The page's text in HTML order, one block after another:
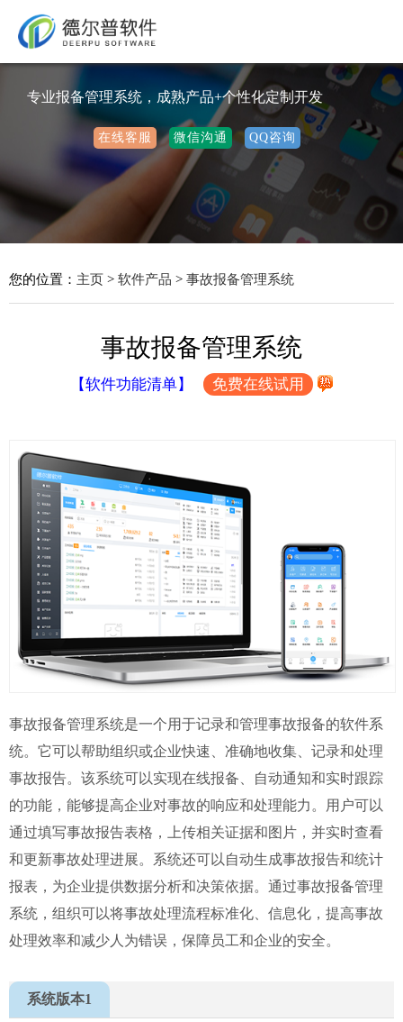
专业报备管理系统，成熟产品+个性化定制开发
在线客服 微信沟通 QQ咨询
您的位置： 主页 > 软件产品 > 事故报备管理系统
事故报备管理系统
【软件功能清单】 免费在线试用
事故报备管理系统是一个用于记录和管理事故报备的软件系
统。它可以帮助组织或企业快速、准确地收集、记录和处理
事故报告。该系统可以实现在线报备、自动通知和实时跟踪
的功能，能够提高企业对事故的响应和处理能力。用户可以
通过填写事故报告表格，上传相关证据和图片，并实时查看
和更新事故处理进展。系统还可以自动生成事故报告和统计
报表，为企业提供数据分析和决策依据。通过事故报备管理
系统，组织可以将事故处理流程标准化、信息化，提高事故
处理效率和减少人为错误，保障员工和企业的安全。
系统版本1